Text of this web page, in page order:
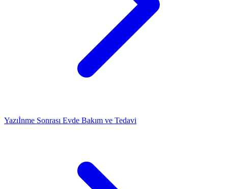
Yazıİnme Sonrası Evde Bakım ve Tedavi